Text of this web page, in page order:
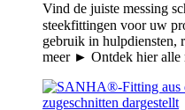
Vind de juiste messing
steekfittingen voor uw
gebruik in hulpdiensten,
meer ► Ontdek hier